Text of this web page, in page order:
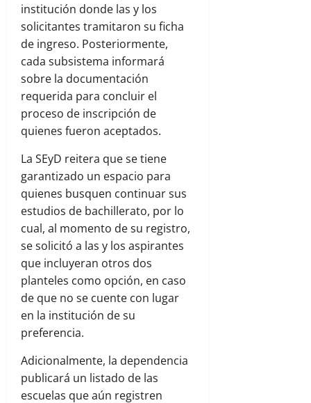
institución donde las y los
solicitantes tramitaron su ficha
de ingreso. Posteriormente,
cada subsistema informará
sobre la documentación
requerida para concluir el
proceso de inscripción de
quienes fueron aceptados.
La SEyD reitera que se tiene
garantizado un espacio para
quienes busquen continuar sus
estudios de bachillerato, por lo
cual, al momento de su registro,
se solicitó a las y los aspirantes
que incluyeran otros dos
planteles como opción, en caso
de que no se cuente con lugar
en la institución de su
preferencia.
Adicionalmente, la dependencia
publicará un listado de las
escuelas que aún registren